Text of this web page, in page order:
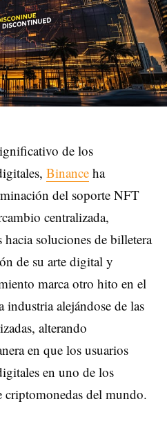
de los
Binance ha
del soporte NFT
centralizada,
soluciones de billetera
de su arte digital y
marca otro hito en el
alejándose de las
alterando
en que los usuarios
en uno de los
criptomonedas del mundo.